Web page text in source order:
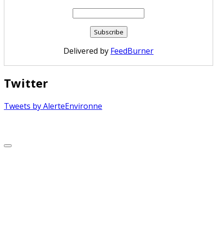
Delivered by FeedBurner
Twitter
Tweets by AlerteEnvironne
Scroll